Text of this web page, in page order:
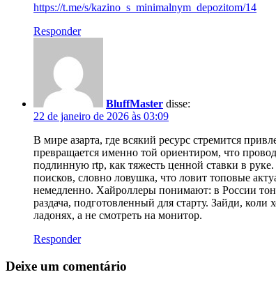
https://t.me/s/kazino_s_minimalnym_depozitom/14
Responder
BluffMaster disse:
22 de janeiro de 2026 às 03:09
В мире азарта, где всякий ресурс стремится
превращается именно той ориентиром, что
подлинную rtp, как тяжесть ценной ставки в
поисков, словно ловушка, что ловит топовые
немедленно. Хайроллеры понимают: в России тон
раздача, подготовленный для старту. Зайди, коли
ладонях, а не смотреть на монитор.
Responder
Deixe um comentário